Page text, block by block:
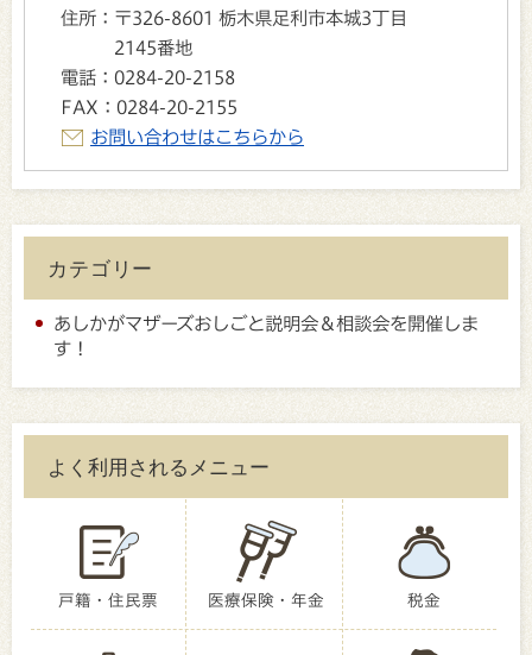
住所： 〒326-8601 栃木県足利市本城3丁目
2145番地
電話： 0284-20-2158
FAX： 0284-20-2155
お問い合わせはこちらから
カテゴリー
あしかがマザーズおしごと説明会＆相談会を開催しま
す！
よく利用されるメニュー
戸籍・住民票 医療保険・年金 税金